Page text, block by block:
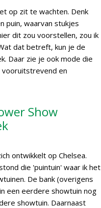
op zit te wachten. Denk
puin, waarvan stukjes
dit zou voorstellen, zou ik
dat betreft, kun je de
Daar zie je ook mode die
vooruitstrevend en
Show
ontwikkelt op Chelsea.
die 'puintuin' waar ik het
De bank (overigens
een eerdere showtuin nog
showtuin. Daarnaast